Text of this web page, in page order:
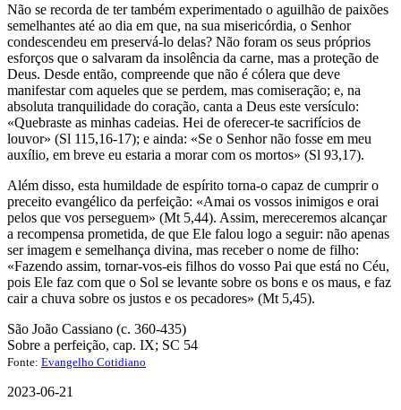
Não se recorda de ter também experimentado o aguilhão de paixões
semelhantes até ao dia em que, na sua misericórdia, o Senhor
condescendeu em preservá-lo delas? Não foram os seus próprios
esforços que o salvaram da insolência da carne, mas a proteção de
Deus. Desde então, compreende que não é cólera que deve
manifestar com aqueles que se perdem, mas comiseração; e, na
absoluta tranquilidade do coração, canta a Deus este versículo:
«Quebraste as minhas cadeias. Hei de oferecer-te sacrifícios de
louvor» (Sl 115,16-17); e ainda: «Se o Senhor não fosse em meu
auxílio, em breve eu estaria a morar com os mortos» (Sl 93,17).
Além disso, esta humildade de espírito torna-o capaz de cumprir o
preceito evangélico da perfeição: «Amai os vossos inimigos e orai
pelos que vos perseguem» (Mt 5,44). Assim, mereceremos alcançar
a recompensa prometida, de que Ele falou logo a seguir: não apenas
ser imagem e semelhança divina, mas receber o nome de filho:
«Fazendo assim, tornar-vos-eis filhos do vosso Pai que está no Céu,
pois Ele faz com que o Sol se levante sobre os bons e os maus, e faz
cair a chuva sobre os justos e os pecadores» (Mt 5,45).
São João Cassiano (c. 360-435)
Sobre a perfeição, cap. IX; SC 54
Fonte: Evangelho Cotidiano
2023-06-21